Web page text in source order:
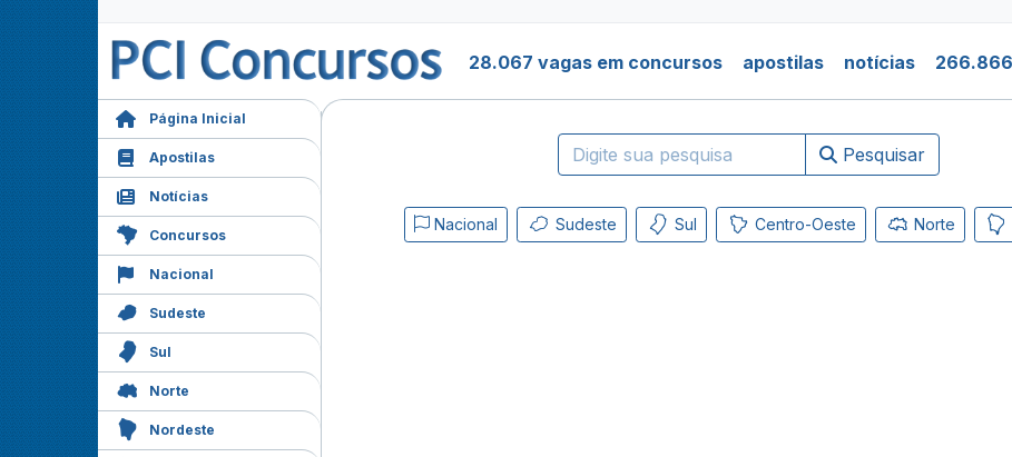
28.067 vagas em concursos apostilas notícias
Página Inicial
Apostilas
Notícias
Concursos
Nacional
Sudeste
Sul
Norte
Nordeste
Pesquisar
Nacional Sudeste Sul Centro-Oeste Norte